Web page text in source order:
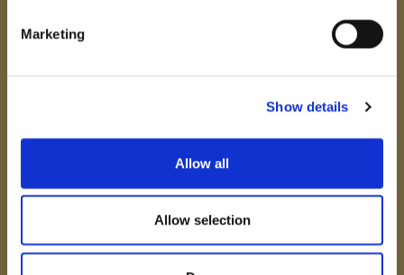
Marketing
Show details
Allow all
Allow selection
VER